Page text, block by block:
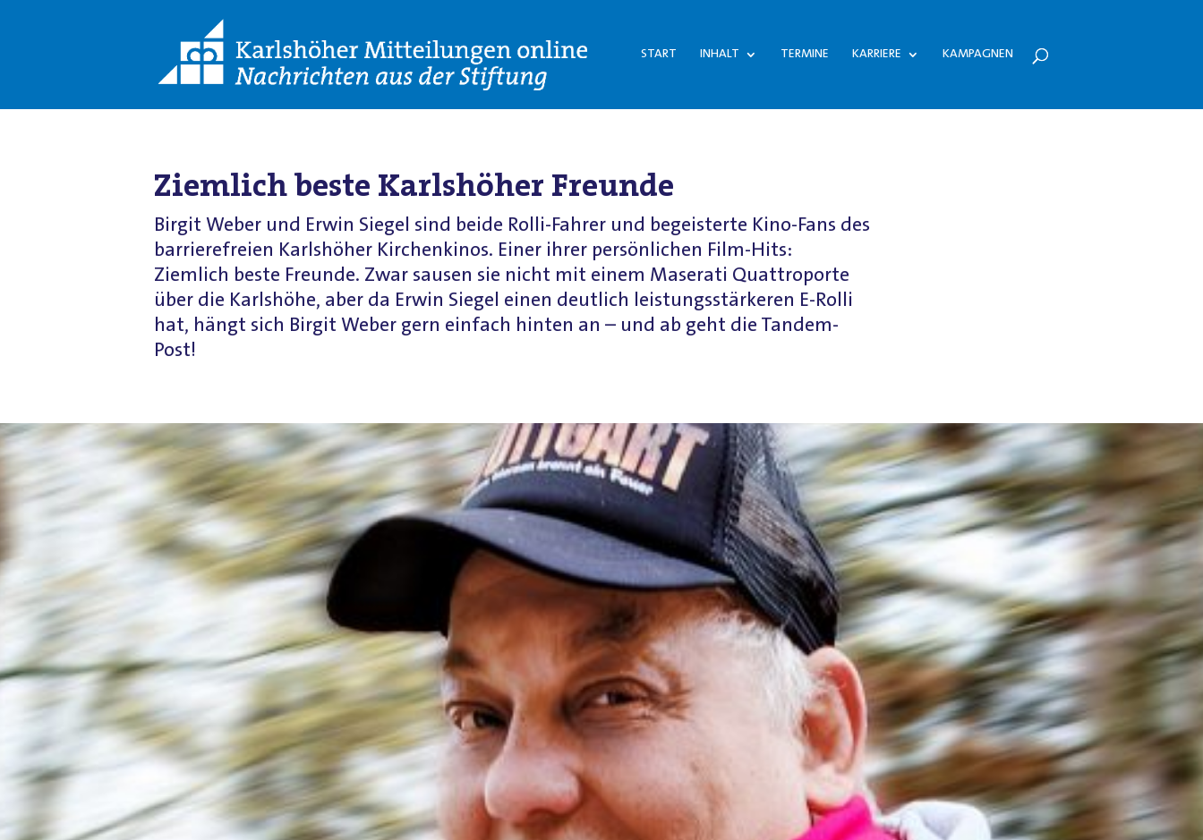
START INHALT TERMINE KARRIERE KAMPAGNEN
Ziemlich beste Karlshöher Freunde
Birgit Weber und Erwin Siegel sind beide Rolli-Fahrer und begeisterte Kino-Fans des
barrierefreien Karlshöher Kirchenkinos. Einer ihrer persönlichen Film-Hits:
Ziemlich beste Freunde. Zwar sausen sie nicht mit einem Maserati Quattroporte
über die Karlshöhe, aber da Erwin Siegel einen deutlich leistungsstärkeren E-Rolli
hat, hängt sich Birgit Weber gern einfach hinten an – und ab geht die Tandem-
Post!